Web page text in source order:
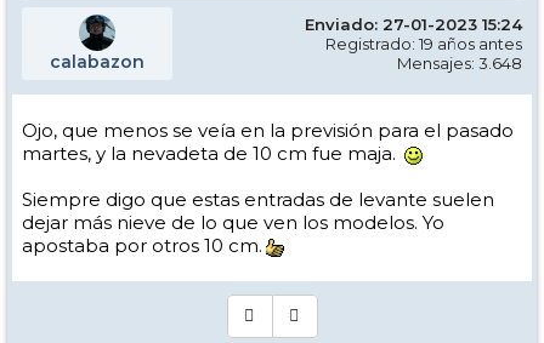
calabazon
Enviado: 27-01-2023 15:24
Registrado: 19 años antes
Mensajes: 3.648
Ojo, que menos se veía en la previsión para el pasado
martes, y la nevadeta de 10 cm fue maja.
Siempre digo que estas entradas de levante suelen
dejar más nieve de lo que ven los modelos. Yo
apostaba por otros 10 cm.